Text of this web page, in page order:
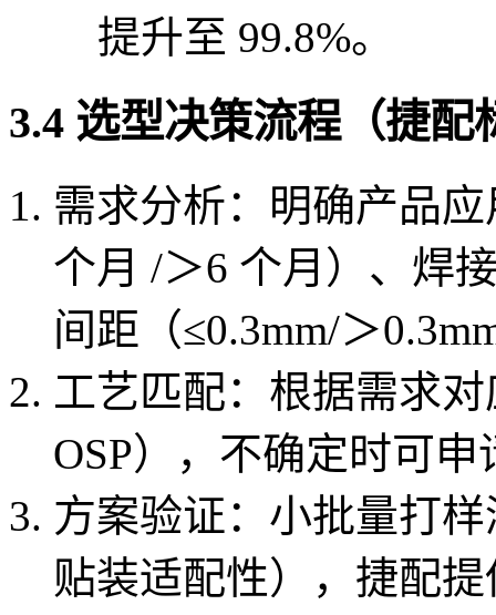
提升至 99.8%。
3.4 选型决策流程（捷配
需求分析：明确产品
个月 /＞6 个月）、焊
间距（≤0.3mm/＞
工艺匹配：根据需求
OSP），不确定时可
方案验证：小批量打
贴装适配性），捷配